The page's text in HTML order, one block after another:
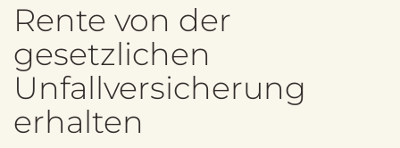
Rente von der
gesetzlichen
Unfallversicherung
erhalten